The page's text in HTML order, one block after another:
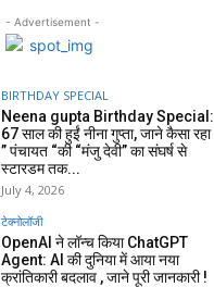
- Advertisement -
BIRTHDAY SPECIAL
Neena gupta Birthday Special:
67 साल की हुईं नीना गुप्ता, जाने कैसा रहा
” पंचायत “की “मंजु देवी” का संघर्ष से
स्टारडम तक...
July 4, 2026
टेक्नोलॉजी
OpenAI ने लॉन्च किया ChatGPT
Agent: AI की दुनिया में आया नया
क्रांतिकारी बदलाव , जाने पूरी जानकारी !